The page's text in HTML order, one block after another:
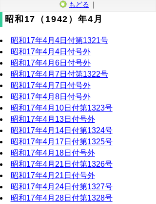
もどる ｜
昭和17（1942）年4月
昭和17年4月4日付第1321号
昭和17年4月4日付号外
昭和17年4月6日付号外
昭和17年4月7日付第1322号
昭和17年4月7日付号外
昭和17年4月8日付号外
昭和17年4月10日付第1323号
昭和17年4月13日付号外
昭和17年4月14日付第1324号
昭和17年4月17日付第1325号
昭和17年4月18日付号外
昭和17年4月21日付第1326号
昭和17年4月21日付号外
昭和17年4月24日付第1327号
昭和17年4月28日付第1328号